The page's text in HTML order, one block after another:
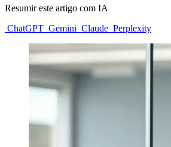
Resumir este artigo com IA
ChatGPT Gemini Claude Perplexity